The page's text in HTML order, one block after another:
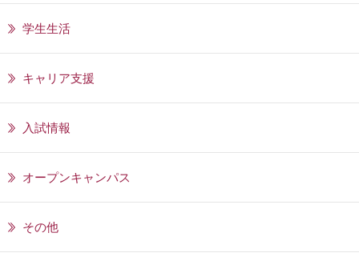
学生生活
キャリア支援
入試情報
オープンキャンパス
その他